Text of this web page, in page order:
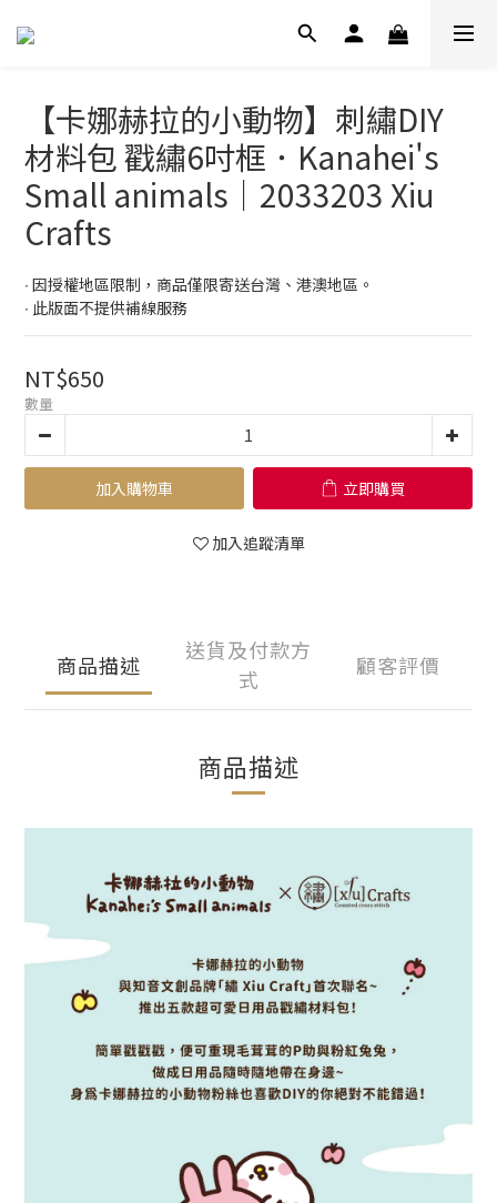
【卡娜赫拉的小動物】刺繡DIY
材料包 戳繡6吋框．Kanahei's
Small animals｜2033203 Xiu
Crafts
∙ 因授權地區限制，商品僅限寄送台灣、港澳地區。
∙ 此版面不提供補線服務
NT$650
數量
加入購物車 立即購買
加入追蹤清單
商品描述
送貨及付款方
式
顧客評價
商品描述